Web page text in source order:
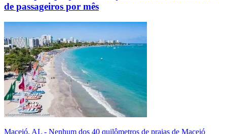
de passageiros por mês
Maceió, AL - Nenhum dos 40 quilômetros de praias de Maceió